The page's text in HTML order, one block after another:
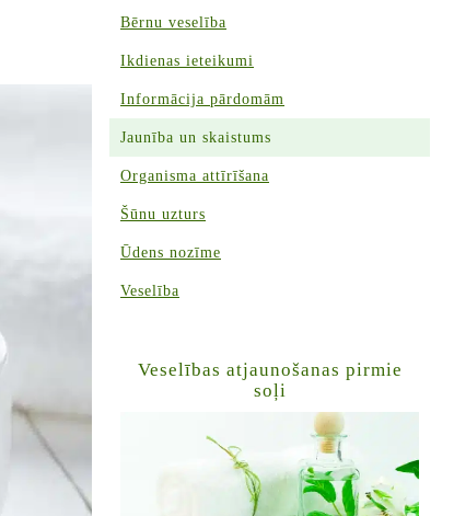
Bērnu veselība
Ikdienas ieteikumi
Informācija pārdomām
Jaunība un skaistums
Organisma attīrīšana
Šūnu uzturs
Ūdens nozīme
Veselība
Veselības atjaunošanas pirmie
soļi